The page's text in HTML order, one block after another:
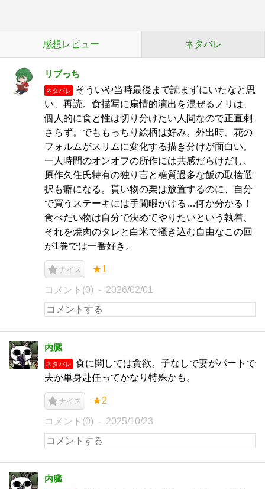
感想レビュー ネタバレ
リブっち
ネタバレ
そういや当時最後まで読まずにいたなと思
い、再読。食描写に扇情的演出を混ぜるノリは、
個人的に食と性は切り分けたい人間なので正直刺
さらず。でももっちり絵柄は好み。外出時、花の
フォルムがスリムに変化する描き分けが面白い。
一人時間のオンオフの所作には共感だらけだし、
原作久住氏特有の独り言と糖質過多な飯の取捨選
択も癖になる。貰い物の栗は放置するのに、自分
で買うステーキには手間暇かける…何か分かる！
食べたい物は自分で決めてやりたいという執着、
それを焼肉のタレと白米で掻き込む自由なこの回
が1巻では一番好き。
ナイス ★1
コメント(0) 2026/02/01
内臓
ネタバレ
食に関しては貪欲。子なしで妻がパートで
夫が単身赴任ってかなり特殊かも。
ナイス ★2
コメント(0) 2025/10/23
内臓